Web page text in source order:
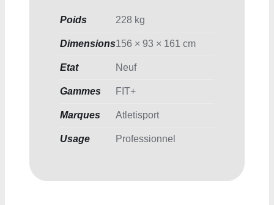
Poids 228 kg
Dimensions156 × 93 × 161 cm
Etat Neuf
Gammes FIT+
Marques Atletisport
Usage Professionnel